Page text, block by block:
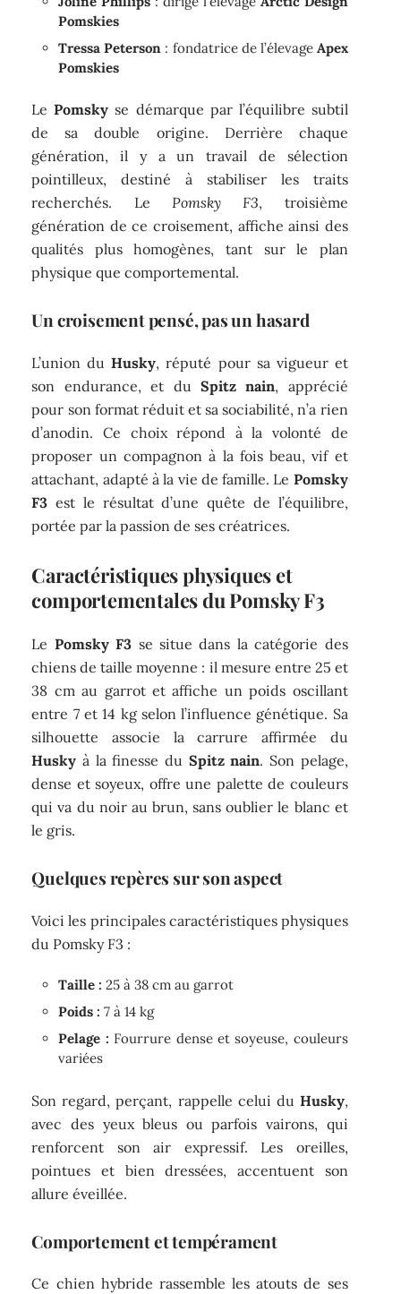
Pomskies
Tressa Peterson : fondatrice de l’élevage Apex
Pomskies
LePomsky se démarque par l’équilibre subtil
de sa double origine. Derrière chaque
génération, il y a un travail de sélection
pointilleux, destiné à stabiliser les traits
recherchés. Le Pomsky F3, troisième
génération de ce croisement, affiche ainsi des
qualités plus homogènes, tant sur le plan
physique que comportemental.
Un croisement pensé, pas un hasard
L’union duHusky, réputé pour sa vigueur et
son endurance, et du Spitz nain, apprécié
pour son format réduit et sa sociabilité, n’a rien
d’anodin. Ce choix répond à la volonté de
proposer un compagnon à la fois beau, vif et
attachant, adapté à la vie de famille. Le Pomsky
F3 est le résultat d’une quête de l’équilibre,
portée par la passion de ses créatrices.
Caractéristiques physiques et
comportementales du Pomsky F3
Le Pomsky F3 se situe dans la catégorie des
chiens de taille moyenne : il mesure entre 25 et
38 cm au garrot et affiche un poids oscillant
entre 7 et 14 kg selon l’influence génétique. Sa
silhouette associe la carrure affirmée du
Husky à la finesse du Spitz nain. Son pelage,
dense et soyeux, offre une palette de couleurs
qui va du noir au brun, sans oublier le blanc et
le gris.
Quelques repères sur son aspect
Voici les principales caractéristiques physiques
du Pomsky F3 :
Taille : 25 à 38 cm au garrot
Poids : 7 à 14 kg
Pelage : Fourrure dense et soyeuse, couleurs
variées
Son regard, perçant, rappelle celui du Husky,
avec des yeux bleus ou parfois vairons, qui
renforcent son air expressif. Les oreilles,
pointues et bien dressées, accentuent son
allure éveillée.
Comportement et tempérament
Ce chien hybride rassemble les atouts de ses